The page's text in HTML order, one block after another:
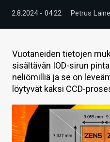
VIDEOT
TECHBBS
TIETOA
HINTA.FI
KAUPPA
VAIHDA TEEMA
2.8.2024 - 04:22 Petrus Laine
Vuotaneiden tietojen
sisältävän IOD-sirun
neliömilliä ja se on
löytyvät kaksi CCD-